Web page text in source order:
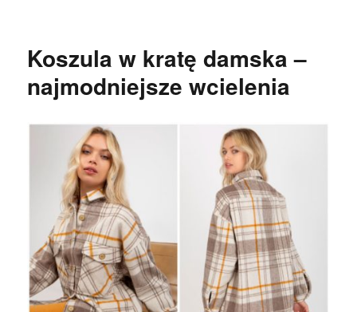
Koszula w kratę damska –
najmodniejsze wcielenia